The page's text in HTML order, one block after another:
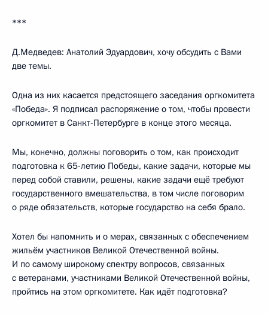
***
Д.Медведев: Анатолий Эдуардович, хочу обсудить с Вами
две темы.
Одна из них касается предстоящего заседания оргкомитета
«Победа». Я подписал распоряжение о том, чтобы провести
оргкомитет в Санкт-Петербурге в конце этого месяца.
Мы, конечно, должны поговорить о том, как происходит
подготовка к 65-летию Победы, какие задачи, которые мы
перед собой ставили, решены, какие задачи ещё требуют
государственного вмешательства, в том числе поговорим
о ряде обязательств, которые государство на себя брало.
Хотел бы напомнить и о мерах, связанных с обеспечением
жильём участников Великой Отечественной войны.
И по самому широкому спектру вопросов, связанных
с ветеранами, участниками Великой Отечественной войны,
пройтись на этом оргкомитете. Как идёт подготовка?